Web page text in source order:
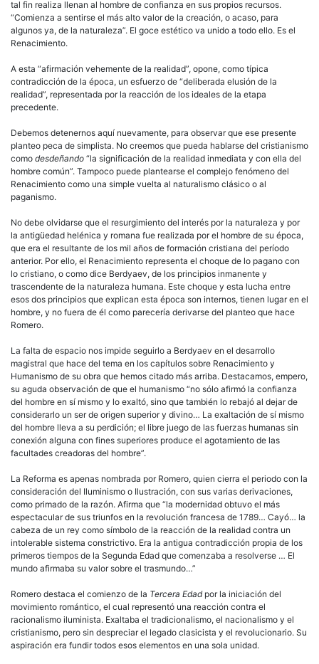
tal fin realiza llenan al hombre de confianza en sus propios recursos.
“Comienza a sentirse el más alto valor de la creación, o acaso, para
algunos ya, de la naturaleza”. El goce estético va unido a todo ello. Es el
Renacimiento.
A esta “afirmación vehemente de la realidad”, opone, como típica
contradicción de la época, un esfuerzo de “deliberada elusión de la
realidad”, representada por la reacción de los ideales de la etapa
precedente.
Debemos detenernos aquí nuevamente, para observar que ese presente
planteo peca de simplista. No creemos que pueda hablarse del cristianismo
como desdeñando “la significación de la realidad inmediata y con ella del
hombre común”. Tampoco puede plantearse el complejo fenómeno del
Renacimiento como una simple vuelta al naturalismo clásico o al
paganismo.
No debe olvidarse que el resurgimiento del interés por la naturaleza y por
la antigüedad helénica y romana fue realizada por el hombre de su época,
que era el resultante de los mil años de formación cristiana del período
anterior. Por ello, el Renacimiento representa el choque de lo pagano con
lo cristiano, o como dice Berdyaev, de los principios inmanente y
trascendente de la naturaleza humana. Este choque y esta lucha entre
esos dos principios que explican esta época son internos, tienen lugar en el
hombre, y no fuera de él como parecería derivarse del planteo que hace
Romero.
La falta de espacio nos impide seguirlo a Berdyaev en el desarrollo
magistral que hace del tema en los capítulos sobre Renacimiento y
Humanismo de su obra que hemos citado más arriba. Destacamos, empero,
su aguda observación de que el humanismo “no sólo afirmó la confianza
del hombre en sí mismo y lo exaltó, sino que también lo rebajó al dejar de
considerarlo un ser de origen superior y divino… La exaltación de sí mismo
del hombre lleva a su perdición; el libre juego de las fuerzas humanas sin
conexión alguna con fines superiores produce el agotamiento de las
facultades creadoras del hombre”.
La Reforma es apenas nombrada por Romero, quien cierra el periodo con la
consideración del Iluminismo o Ilustración, con sus varias derivaciones,
como primado de la razón. Afirma que “la modernidad obtuvo el más
espectacular de sus triunfos en la revolución francesa de 1789… Cayó… la
cabeza de un rey como símbolo de la reacción de la realidad contra un
intolerable sistema constrictivo. Era la antigua contradicción propia de los
primeros tiempos de la Segunda Edad que comenzaba a resolverse … El
mundo afirmaba su valor sobre el trasmundo…”
Romero destaca el comienzo de la Tercera Edadpor la iniciación del
movimiento romántico, el cual representó una reacción contra el
racionalismo iluminista. Exaltaba el tradicionalismo, el nacionalismo y el
cristianismo, pero sin despreciar el legado clasicista y el revolucionario. Su
aspiración era fundir todos esos elementos en una sola unidad.